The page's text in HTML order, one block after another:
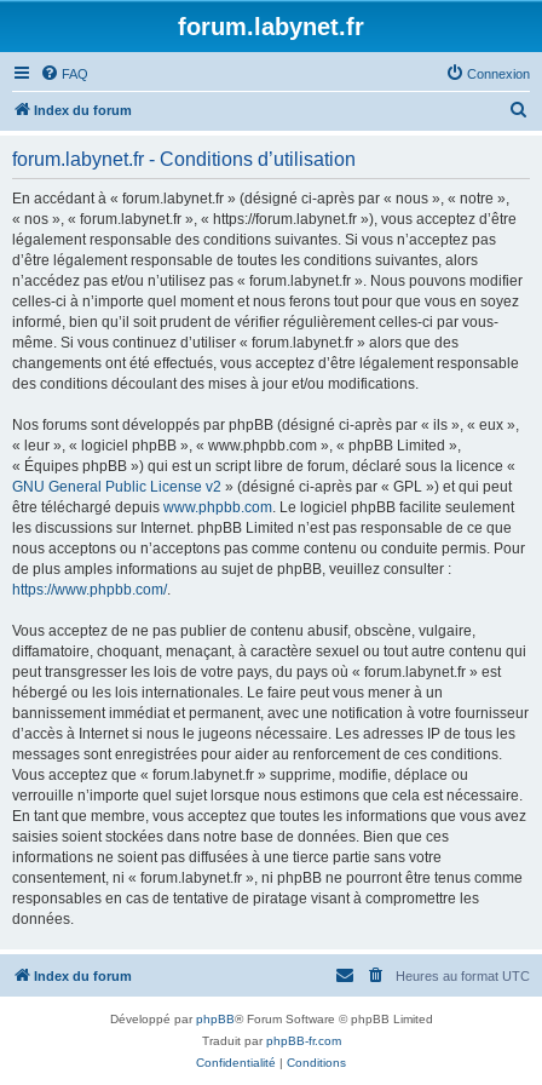
forum.labynet.fr
FAQ Connexion
Index du forum
forum.labynet.fr - Conditions d’utilisation
En accédant à « forum.labynet.fr » (désigné ci-après par « nous », « notre »,
« nos », « forum.labynet.fr », « https://forum.labynet.fr »), vous acceptez d’être
légalement responsable des conditions suivantes. Si vous n’acceptez pas
d’être légalement responsable de toutes les conditions suivantes, alors
n’accédez pas et/ou n’utilisez pas « forum.labynet.fr ». Nous pouvons modifier
celles-ci à n’importe quel moment et nous ferons tout pour que vous en soyez
informé, bien qu’il soit prudent de vérifier régulièrement celles-ci par vous-
même. Si vous continuez d’utiliser « forum.labynet.fr » alors que des
changements ont été effectués, vous acceptez d’être légalement responsable
des conditions découlant des mises à jour et/ou modifications.
Nos forums sont développés par phpBB (désigné ci-après par « ils », « eux »,
« leur », « logiciel phpBB », « www.phpbb.com », « phpBB Limited »,
« Équipes phpBB ») qui est un script libre de forum, déclaré sous la licence «
GNU General Public License v2 » (désigné ci-après par « GPL ») et qui peut
être téléchargé depuis www.phpbb.com. Le logiciel phpBB facilite seulement
les discussions sur Internet. phpBB Limited n’est pas responsable de ce que
nous acceptons ou n’acceptons pas comme contenu ou conduite permis. Pour
de plus amples informations au sujet de phpBB, veuillez consulter :
https://www.phpbb.com/.
Vous acceptez de ne pas publier de contenu abusif, obscène, vulgaire,
diffamatoire, choquant, menaçant, à caractère sexuel ou tout autre contenu qui
peut transgresser les lois de votre pays, du pays où « forum.labynet.fr » est
hébergé ou les lois internationales. Le faire peut vous mener à un
bannissement immédiat et permanent, avec une notification à votre fournisseur
d’accès à Internet si nous le jugeons nécessaire. Les adresses IP de tous les
messages sont enregistrées pour aider au renforcement de ces conditions.
Vous acceptez que « forum.labynet.fr » supprime, modifie, déplace ou
verrouille n’importe quel sujet lorsque nous estimons que cela est nécessaire.
En tant que membre, vous acceptez que toutes les informations que vous avez
saisies soient stockées dans notre base de données. Bien que ces
informations ne soient pas diffusées à une tierce partie sans votre
consentement, ni « forum.labynet.fr », ni phpBB ne pourront être tenus comme
responsables en cas de tentative de piratage visant à compromettre les
données.
Index du forum Heures au format UTC
Développé parphpBB® Forum Software © phpBB Limited
Traduit parphpBB-fr.com
Confidentialité | Conditions